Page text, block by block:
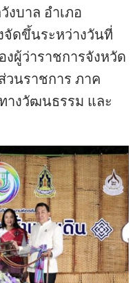
งบาล อำเภอ
ดขึ้นระหว่างวันที่
งผู้ว่าราชการจังหวัด
นราชการ ภาค
างวัฒนธรรม และ